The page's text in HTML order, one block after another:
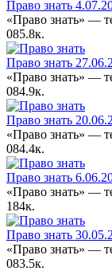
Право знать
«Право знать» —
085.8к.
Право знать
«Право знать» —
084.9к.
Право знать
«Право знать» —
084.4к.
Право знать
«Право знать» —
184к.
Право знать
«Право знать» —
083.5к.